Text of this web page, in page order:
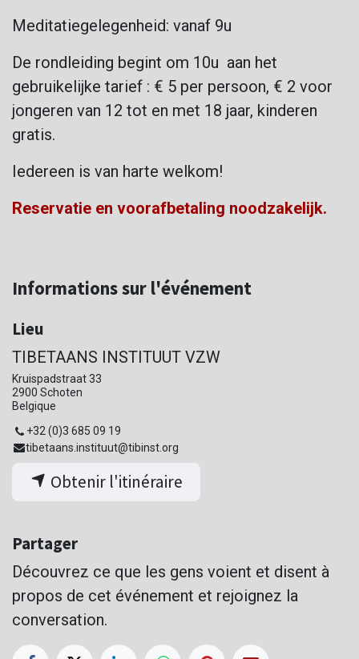
Meditatiegelegenheid: vanaf 9u
De rondleiding begint om 10u aan het
gebruikelijke tarief : € 5 per persoon, € 2 voor
jongeren van 12 tot en met 18 jaar, kinderen
gratis.
Iedereen is van harte welkom!
Reservatie en voorafbetaling noodzakelijk.
Informations sur l'événement
Lieu
TIBETAANS INSTITUUT VZW
Kruispadstraat 33
2900 Schoten
Belgique
+32 (0)3 685 09 19
tibetaans.instituut@tibinst.org
Obtenir l'itinéraire
Partager
Découvrez ce que les gens voient et disent à
propos de cet événement et rejoignez la
conversation.